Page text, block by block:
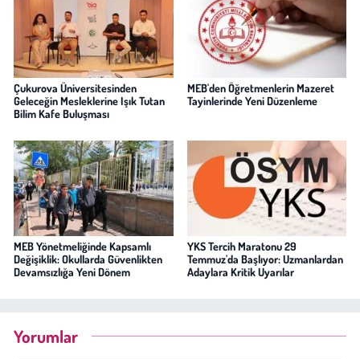
Çukurova Üniversitesinden
Geleceğin Mesleklerine Işık Tutan
Bilim Kafe Buluşması
MEB'den Öğretmenlerin Mazeret
Tayinlerinde Yeni Düzenleme
MEB Yönetmeliğinde Kapsamlı
Değişiklik: Okullarda Güvenlikten
Devamsızlığa Yeni Dönem
YKS Tercih Maratonu 29
Temmuz'da Başlıyor: Uzmanlardan
Adaylara Kritik Uyarılar
Yorumlar